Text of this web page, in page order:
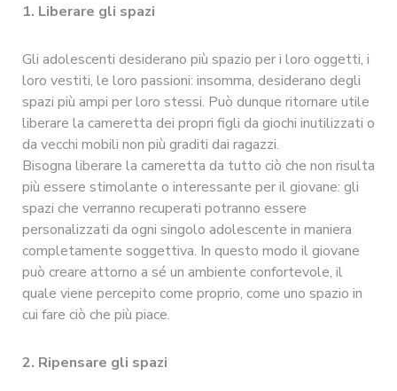
1. Liberare gli spazi
Gli adolescenti desiderano più spazio per i loro oggetti, i
loro vestiti, le loro passioni: insomma, desiderano degli
spazi più ampi per loro stessi. Può dunque ritornare utile
liberare la cameretta dei propri figli da giochi inutilizzati o
da vecchi mobili non più graditi dai ragazzi.
Bisogna liberare la cameretta da tutto ciò che non risulta
più essere stimolante o interessante per il giovane: gli
spazi che verranno recuperati potranno essere
personalizzati da ogni singolo adolescente in maniera
completamente soggettiva. In questo modo il giovane
può creare attorno a sé un ambiente confortevole, il
quale viene percepito come proprio, come uno spazio in
cui fare ciò che più piace.
2. Ripensare gli spazi